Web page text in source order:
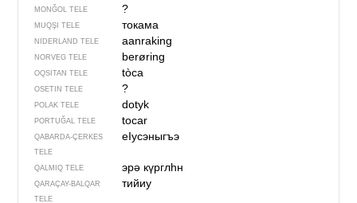
MONĞOL TELE ?
MUQŞI TELE токама
NIDERLAND TELE aanraking
NORVEG TELE berøring
OQSITAN TELE tòca
OSETIN TELE ?
POLAK TELE dotyk
PORTUĞAL TELE tocar
QABARDA-ÇERKES
TELE
еIусэныгъэ
QALMIQ TELE эрә күрглһн
QARAÇAY-BALQAR
TELE
тийиу